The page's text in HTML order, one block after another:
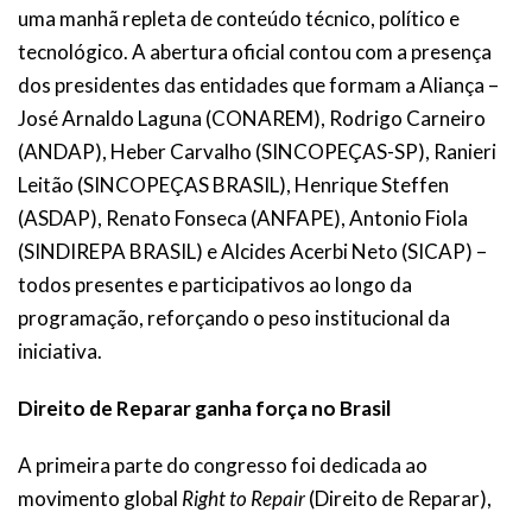
uma manhã repleta de conteúdo técnico, político e
tecnológico. A abertura oficial contou com a presença
dos presidentes das entidades que formam a Aliança –
José Arnaldo Laguna (CONAREM), Rodrigo Carneiro
(ANDAP), Heber Carvalho (SINCOPEÇAS-SP), Ranieri
Leitão (SINCOPEÇAS BRASIL), Henrique Steffen
(ASDAP), Renato Fonseca (ANFAPE), Antonio Fiola
(SINDIREPA BRASIL) e Alcides Acerbi Neto (SICAP) –
todos presentes e participativos ao longo da
programação, reforçando o peso institucional da
iniciativa.
Direito de Reparar ganha força no Brasil
A primeira parte do congresso foi dedicada ao
movimento global Right to Repair(Direito de Reparar),